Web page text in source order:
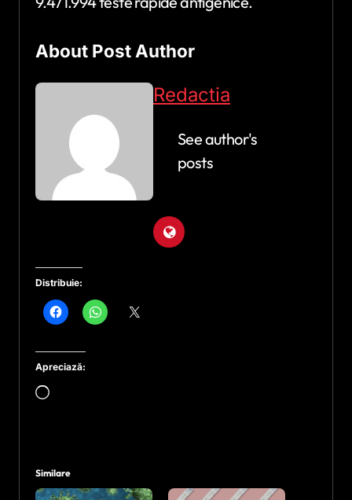
About Post Author
Redactia
See author's
posts
Distribuie:
Apreciază:
Încarc...
Similare